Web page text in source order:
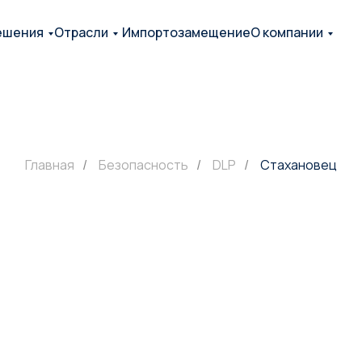
Отрасли ИмпортозамещениеО компании
Главная / Безопасность / DLP / Стахановец